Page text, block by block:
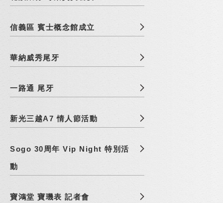
信義區 賓士概念館成立
華納威秀尾牙
一路通 尾牙
新光三越A7 情人節活動
Sogo 30周年 Vip Night 特別活
動
寶鴻堂 寶璣表 記者會